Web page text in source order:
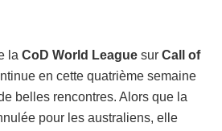
la CoD World League sur Call of
en cette quatrième semaine
belles rencontres. Alors que la
pour les australiens, elle